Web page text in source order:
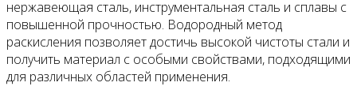
нержавеющая сталь, инструментальная сталь и сплавы с
повышенной прочностью. Водородный метод
раскисления позволяет достичь высокой чистоты стали и
получить материал с особыми свойствами, подходящими
для различных областей применения.